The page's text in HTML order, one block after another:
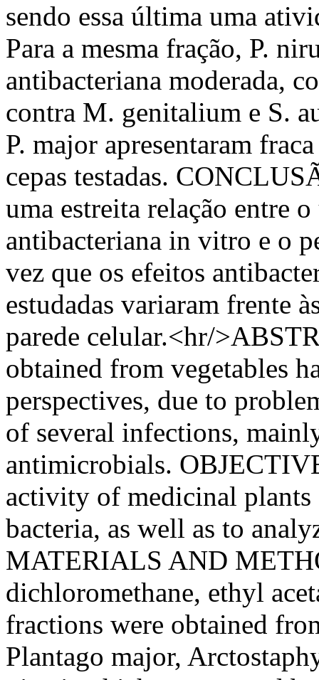
sendo essa última uma
Para a mesma fração, P.
antibacteriana moderada,
contra M. genitalium e S.
P. major apresentaram
cepas testadas.
uma estreita relação entre
antibacteriana in vitro e o
vez que os efeitos
estudadas variaram frente
parede celular.<hr/
obtained from vegetables
perspectives, due to
of several infections,
antimicrobials.
activity of medicinal plants
bacteria, as well as to
MATERIALS AND
dichloromethane, ethyl
fractions were obtained
Plantago major,